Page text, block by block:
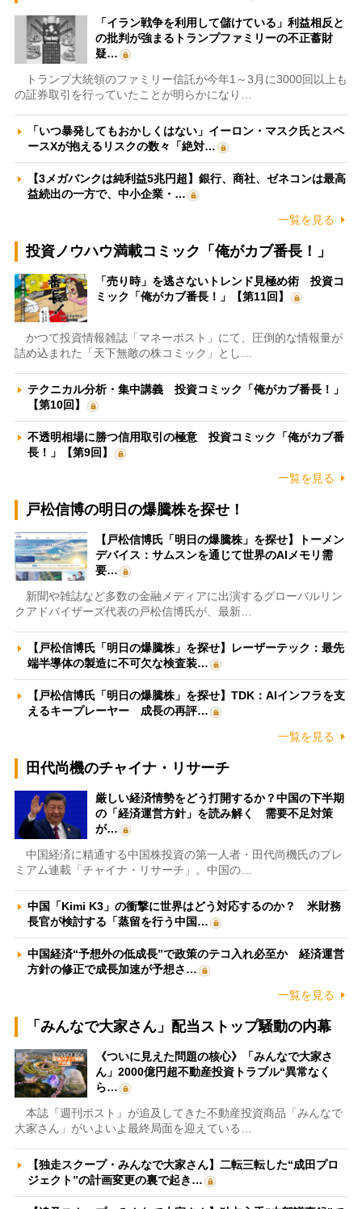
「イラン戦争を利用して儲けている」利益相反と
の批判が強まるトランプファミリーの不正蓄財
疑…
トランプ大統領のファミリー信託が今年1～3月に3000回以上も
の証券取引を行っていたことが明らかになり…
「いつ暴発してもおかしくはない」イーロン・マスク氏とスペ
ースXが抱えるリスクの数々「絶対…
【3メガバンクは純利益5兆円超】銀行、商社、ゼネコンは最高
益続出の一方で、中小企業・…
一覧を見る
投資ノウハウ満載コミック「俺がカブ番長！」
「売り時」を逃さないトレンド見極め術 投資コ
ミック「俺がカブ番長！」【第11回】
かつて投資情報雑誌「マネーポスト」にて、圧倒的な情報量が
詰め込まれた「天下無敵の株コミック」とし…
テクニカル分析・集中講義 投資コミック「俺がカブ番長！」
【第10回】
不透明相場に勝つ信用取引の極意 投資コミック「俺がカブ番
長！」【第9回】
一覧を見る
戸松信博の明日の爆騰株を探せ！
【戸松信博氏「明日の爆騰株」を探せ】トーメン
デバイス：サムスンを通じて世界のAIメモリ需
要…
新聞や雑誌など多数の金融メディアに出演するグローバルリン
クアドバイザーズ代表の戸松信博氏が、最新…
【戸松信博氏「明日の爆騰株」を探せ】レーザーテック：最先
端半導体の製造に不可欠な検査装…
【戸松信博氏「明日の爆騰株」を探せ】TDK：AIインフラを支
えるキープレーヤー 成長の再評…
一覧を見る
田代尚機のチャイナ・リサーチ
厳しい経済情勢をどう打開するか？中国の下半期
の「経済運営方針」を読み解く 需要不足対策
が…
中国経済に精通する中国株投資の第一人者・田代尚機氏のプレ
ミアム連載「チャイナ・リサーチ」。中国の…
中国「Kimi K3」の衝撃に世界はどう対応するのか？ 米財務
長官が検討する「蒸留を行う中国…
中国経済“予想外の低成長”で政策のテコ入れ必至か 経済運営
方針の修正で成長加速が予想さ…
一覧を見る
「みんなで大家さん」配当ストップ騒動の内幕
《ついに見えた問題の核心》「みんなで大家さ
ん」2000億円超不動産投資トラブル“異常なく
ら…
本誌『週刊ポスト』が追及してきた不動産投資商品「みんなで
大家さん」がいよいよ最終局面を迎えている…
【独走スクープ・みんなで大家さん】二転三転した“成田プロ
ジェクト”の計画変更の裏で起き…